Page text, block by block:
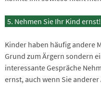
Nehmen Sie Ihr Kind ernst!
Kinder haben häufig andere
Grund zum Ärgern sondern
interessante Gespräche
ernst, auch wenn Sie